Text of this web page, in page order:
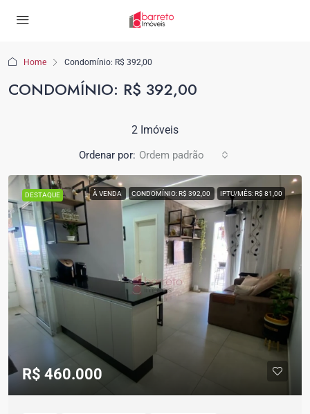
Home Condomínio: R$ 392,00
CONDOMÍNIO: R$ 392,00
2 Imóveis
Ordenar por: Ordem padrão
DESTAQUE À VENDA CONDOMÍNIO: R$ 392,00 IPTU/MÊS: R$ 81,00
R$ 460.000